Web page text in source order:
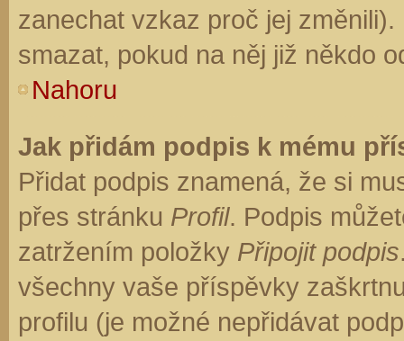
zanechat vzkaz proč jej
smazat, pokud na něj již někdo
Nahoru
Jak přidám podpis k mému
Přidat podpis znamená, že si
přes stránku Profil. Podpis
zatržením položky Připojit podpis
všechny vaše příspěvky
profilu (je možné nepřidávat